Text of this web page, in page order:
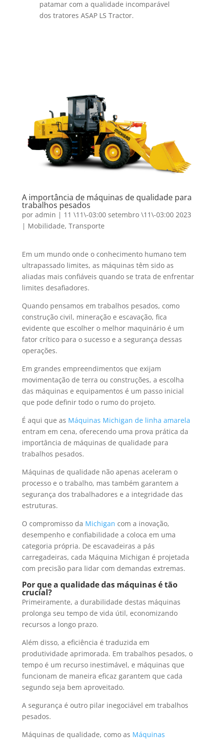
patamar com a qualidade incomparável
dos tratores ASAP LS Tractor.
A importância de máquinas de qualidade para
trabalhos pesados
por admin | 11 \11\-03:00 setembro \11\-03:00 2023
| Mobilidade, Transporte
Em um mundo onde o conhecimento humano tem
ultrapassado limites, as máquinas têm sido as
aliadas mais confiáveis quando se trata de enfrentar
limites desafiadores.
Quando pensamos em trabalhos pesados, como
construção civil, mineração e escavação, fica
evidente que escolher o melhor maquinário é um
fator crítico para o sucesso e a segurança dessas
operações.
Em grandes empreendimentos que exijam
movimentação de terra ou construções, a escolha
das máquinas e equipamentos é um passo inicial
que pode definir todo o rumo do projeto.
É aqui que as Máquinas Michigan de linha amarela
entram em cena, oferecendo uma prova prática da
importância de máquinas de qualidade para
trabalhos pesados.
Máquinas de qualidade não apenas aceleram o
processo e o trabalho, mas também garantem a
segurança dos trabalhadores e a integridade das
estruturas.
O compromisso da Michigan com a inovação,
desempenho e confiabilidade a coloca em uma
categoria própria. De escavadeiras a pás
carregadeiras, cada Máquina Michigan é projetada
com precisão para lidar com demandas extremas.
Por que a qualidade das máquinas é tão
crucial?
Primeiramente, a durabilidade destas máquinas
prolonga seu tempo de vida útil, economizando
recursos a longo prazo.
Além disso, a eficiência é traduzida em
produtividade aprimorada. Em trabalhos pesados, o
tempo é um recurso inestimável, e máquinas que
funcionam de maneira eficaz garantem que cada
segundo seja bem aproveitado.
A segurança é outro pilar inegociável em trabalhos
pesados.
Máquinas de qualidade, como as Máquinas